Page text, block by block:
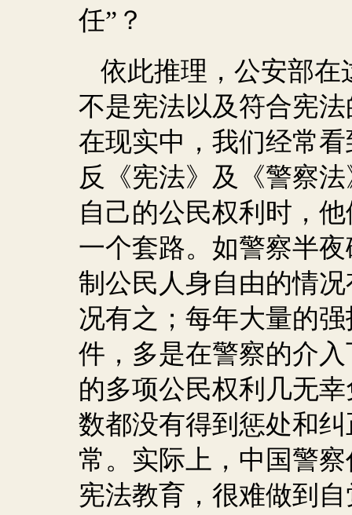
任”？
依此推理，公安部在
不是宪法以及符合宪
在现实中，我们经常
反《宪法》及《警察
自己的公民权利时，
一个套路。如警察半
制公民人身自由的情
况有之；每年大量的
件，多是在警察的介
的多项公民权利几无
数都没有得到惩处和
常。实际上，中国警
宪法教育，很难做到